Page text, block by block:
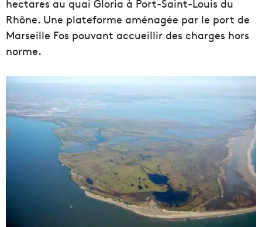
hectares au quai Gloria à Port-Saint-Louis du
Rhône. Une plateforme aménagée par le port de
Marseille Fos pouvant accueillir des charges hors
norme.